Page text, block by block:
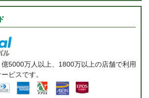
5000万人以上、1800万以上の店舗で利用
ビスです。